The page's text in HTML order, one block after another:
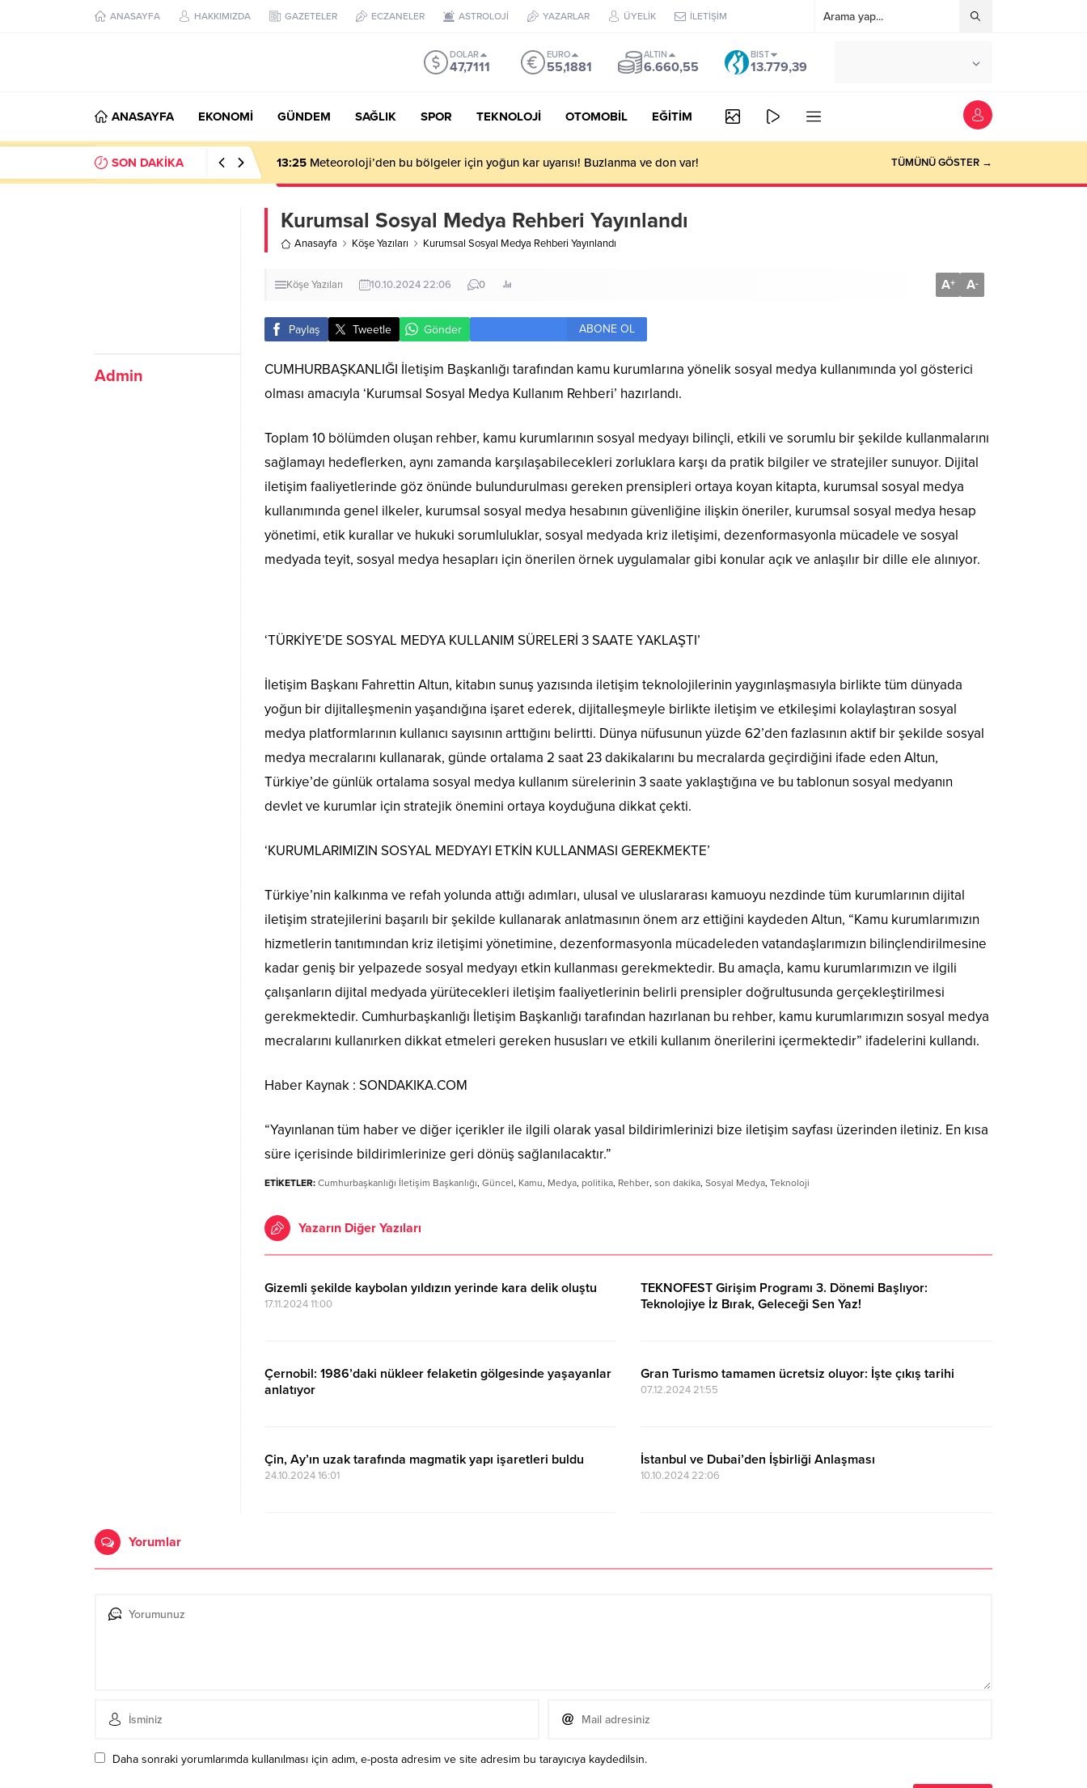
ANASAYFA HAKKIMIZDA GAZETELER ECZANELER ASTROLOJİ YAZARLAR ÜYELİK İLETİŞİM
DOLAR
47,7111
EURO
55,1881
ALTIN
6.660,55
BIST
13.779,39
ANASAYFA EKONOMİ GÜNDEM SAĞLIK SPOR TEKNOLOJİ OTOMOBİL EĞİTİM
SON DAKİKA 13:25 Meteoroloji’den bu bölgeler için yoğun kar uyarısı! Buzlanma ve don var! TÜMÜNÜ GÖSTER →
Admin
Kurumsal Sosyal Medya Rehberi Yayınlandı
Anasayfa Köşe Yazıları Kurumsal Sosyal Medya Rehberi Yayınlandı
Köşe Yazıları 10.10.2024 22:06 0 A+ A-
Paylaş Tweetle Gönder ABONE OL
CUMHURBAŞKANLIĞI İletişim Başkanlığı tarafından kamu kurumlarına yönelik sosyal medya kullanımında yol gösterici
olması amacıyla ‘Kurumsal Sosyal Medya Kullanım Rehberi’ hazırlandı.
Toplam 10 bölümden oluşan rehber, kamu kurumlarının sosyal medyayı bilinçli, etkili ve sorumlu bir şekilde kullanmalarını
sağlamayı hedeflerken, aynı zamanda karşılaşabilecekleri zorluklara karşı da pratik bilgiler ve stratejiler sunuyor. Dijital
iletişim faaliyetlerinde göz önünde bulundurulması gereken prensipleri ortaya koyan kitapta, kurumsal sosyal medya
kullanımında genel ilkeler, kurumsal sosyal medya hesabının güvenliğine ilişkin öneriler, kurumsal sosyal medya hesap
yönetimi, etik kurallar ve hukuki sorumluluklar, sosyal medyada kriz iletişimi, dezenformasyonla mücadele ve sosyal
medyada teyit, sosyal medya hesapları için önerilen örnek uygulamalar gibi konular açık ve anlaşılır bir dille ele alınıyor.
‘TÜRKİYE’DE SOSYAL MEDYA KULLANIM SÜRELERİ 3 SAATE YAKLAŞTI’
İletişim Başkanı Fahrettin Altun, kitabın sunuş yazısında iletişim teknolojilerinin yaygınlaşmasıyla birlikte tüm dünyada
yoğun bir dijitalleşmenin yaşandığına işaret ederek, dijitalleşmeyle birlikte iletişim ve etkileşimi kolaylaştıran sosyal
medya platformlarının kullanıcı sayısının arttığını belirtti. Dünya nüfusunun yüzde 62’den fazlasının aktif bir şekilde sosyal
medya mecralarını kullanarak, günde ortalama 2 saat 23 dakikalarını bu mecralarda geçirdiğini ifade eden Altun,
Türkiye’de günlük ortalama sosyal medya kullanım sürelerinin 3 saate yaklaştığına ve bu tablonun sosyal medyanın
devlet ve kurumlar için stratejik önemini ortaya koyduğuna dikkat çekti.
‘KURUMLARIMIZIN SOSYAL MEDYAYI ETKİN KULLANMASI GEREKMEKTE’
Türkiye’nin kalkınma ve refah yolunda attığı adımları, ulusal ve uluslararası kamuoyu nezdinde tüm kurumlarının dijital
iletişim stratejilerini başarılı bir şekilde kullanarak anlatmasının önem arz ettiğini kaydeden Altun, “Kamu kurumlarımızın
hizmetlerin tanıtımından kriz iletişimi yönetimine, dezenformasyonla mücadeleden vatandaşlarımızın bilinçlendirilmesine
kadar geniş bir yelpazede sosyal medyayı etkin kullanması gerekmektedir. Bu amaçla, kamu kurumlarımızın ve ilgili
çalışanların dijital medyada yürütecekleri iletişim faaliyetlerinin belirli prensipler doğrultusunda gerçekleştirilmesi
gerekmektedir. Cumhurbaşkanlığı İletişim Başkanlığı tarafından hazırlanan bu rehber, kamu kurumlarımızın sosyal medya
mecralarını kullanırken dikkat etmeleri gereken hususları ve etkili kullanım önerilerini içermektedir” ifadelerini kullandı.
Haber Kaynak : SONDAKIKA.COM
“Yayınlanan tüm haber ve diğer içerikler ile ilgili olarak yasal bildirimlerinizi bize iletişim sayfası üzerinden iletiniz. En kısa
süre içerisinde bildirimlerinize geri dönüş sağlanılacaktır.”
ETİKETLER: Cumhurbaşkanlığı İletişim Başkanlığı, Güncel, Kamu, Medya, politika, Rehber, son dakika, Sosyal Medya, Teknoloji
Yazarın Diğer Yazıları
Gizemli şekilde kaybolan yıldızın yerinde kara delik oluştu
17.11.2024 11:00
TEKNOFEST Girişim Programı 3. Dönemi Başlıyor:
Teknolojiye İz Bırak, Geleceği Sen Yaz!
Çernobil: 1986’daki nükleer felaketin gölgesinde yaşayanlar
anlatıyor
Gran Turismo tamamen ücretsiz oluyor: İşte çıkış tarihi
07.12.2024 21:55
Çin, Ay’ın uzak tarafında magmatik yapı işaretleri buldu
24.10.2024 16:01
İstanbul ve Dubai’den İşbirliği Anlaşması
10.10.2024 22:06
Yorumlar
Daha sonraki yorumlarımda kullanılması için adım, e-posta adresim ve site adresim bu tarayıcıya kaydedilsin.